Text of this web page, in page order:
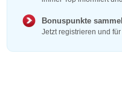
Bonuspunkte
Jetzt registrieren und